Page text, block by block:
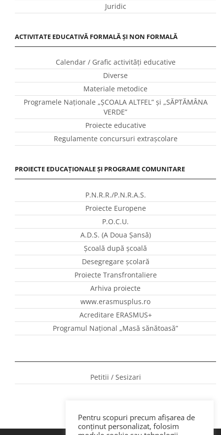
Juridic
ACTIVITATE EDUCATIVĂ FORMALĂ ȘI NON FORMALĂ
Calendar / Grafic activităţi educative
Diverse
Materiale metodice
Programele Naţionale „ŞCOALA ALTFEL” și „SĂPTĂMÂNA
VERDE”
Proiecte educative
Regulamente concursuri extraşcolare
PROIECTE EDUCAȚIONALE ȘI PROGRAME COMUNITARE
P.N.R.R./P.N.R.A.S.
Proiecte Europene
P.O.C.U.
A.D.S. (A Doua Șansă)
Școală după școală
Desegregare școlară
Proiecte Transfrontaliere
Arhiva proiecte
www.erasmusplus.ro
Acreditare ERASMUS+
Programul Național „Masă sănătoasă”
Petitii / Sesizari
Pentru scopuri precum afișarea de
conținut personalizat, folosim